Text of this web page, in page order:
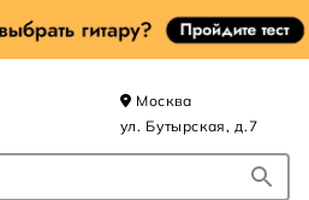
Москва
ул. Бутырская, д.7